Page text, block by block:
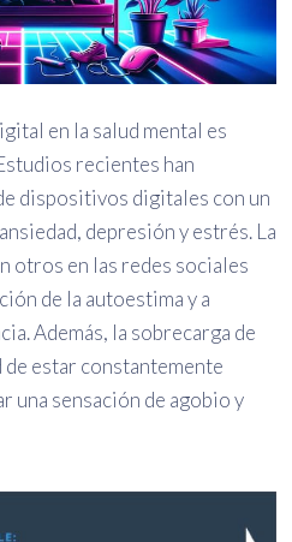
en la salud mental es
recientes han
dispositivos digitales con un
depresión y estrés. La
otros en las redes sociales
de la autoestima y a
Además, la sobrecarga de
estar constantemente
una sensación de agobio y